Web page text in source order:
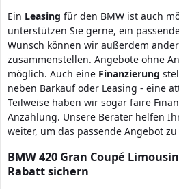
Ein Leasing für den BMW ist auch
unterstützen Sie gerne, ein
Wunsch können wir außerdem
zusammenstellen. Angebote ohne
möglich. Auch eine Finanzierung
neben Barkauf oder Leasing - eine
Teilweise haben wir sogar faire
Anzahlung. Unsere Berater helfen
weiter, um das passende Angebot
BMW 420 Gran Coupé
Rabatt sichern